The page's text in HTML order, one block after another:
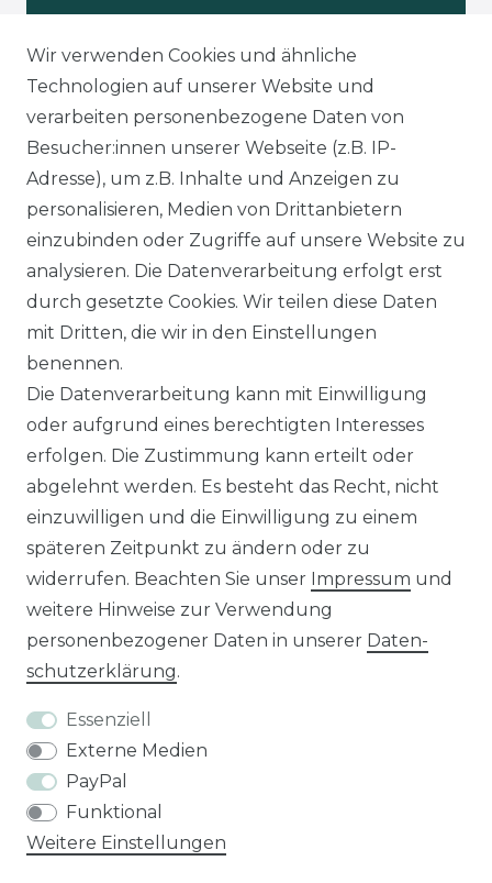
WIDERUFSRECHT
KONTAKT
Sie sind Händlerund möchten Sich mit uns
in Verbindung setzen?
unter:
0421 - 7942081
Unseren Händlershop finden Sie hier:
https://b2b-popshotsstudios.de/
Wir versenden mit
Unsere Zahlungsarten
Wir verwenden Cookies und ähnliche
Technologien auf unserer Website und
verarbeiten personenbezogene Daten von
Besucher:innen unserer Webseite (z.B. IP-
Adresse), um z.B. Inhalte und Anzeigen zu
personalisieren, Medien von Drittanbietern
einzubinden oder Zugriffe auf unsere Website zu
analysieren. Die Datenverarbeitung erfolgt erst
durch gesetzte Cookies. Wir teilen diese Daten
mit Dritten, die wir in den Einstellungen
benennen.
Die Datenverarbeitung kann mit Einwilligung
oder aufgrund eines berechtigten Interesses
erfolgen. Die Zustimmung kann erteilt oder
abgelehnt werden. Es besteht das Recht, nicht
einzuwilligen und die Einwilligung zu einem
späteren Zeitpunkt zu ändern oder zu
widerrufen. Beachten Sie unser Impressum und
weitere Hinweise zur Verwendung
personenbezogener Daten in unserer Daten­
schutz­erklärung.
Essenziell
Externe Medien
PayPal
Funktional
Weitere Einstellungen